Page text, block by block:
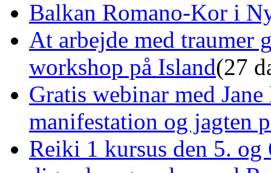
Balkan Romano-Kor i
At arbejde med traumer
workshop på Island(27
Gratis webinar med
manifestation og jagten
Reiki 1 kursus den 5.